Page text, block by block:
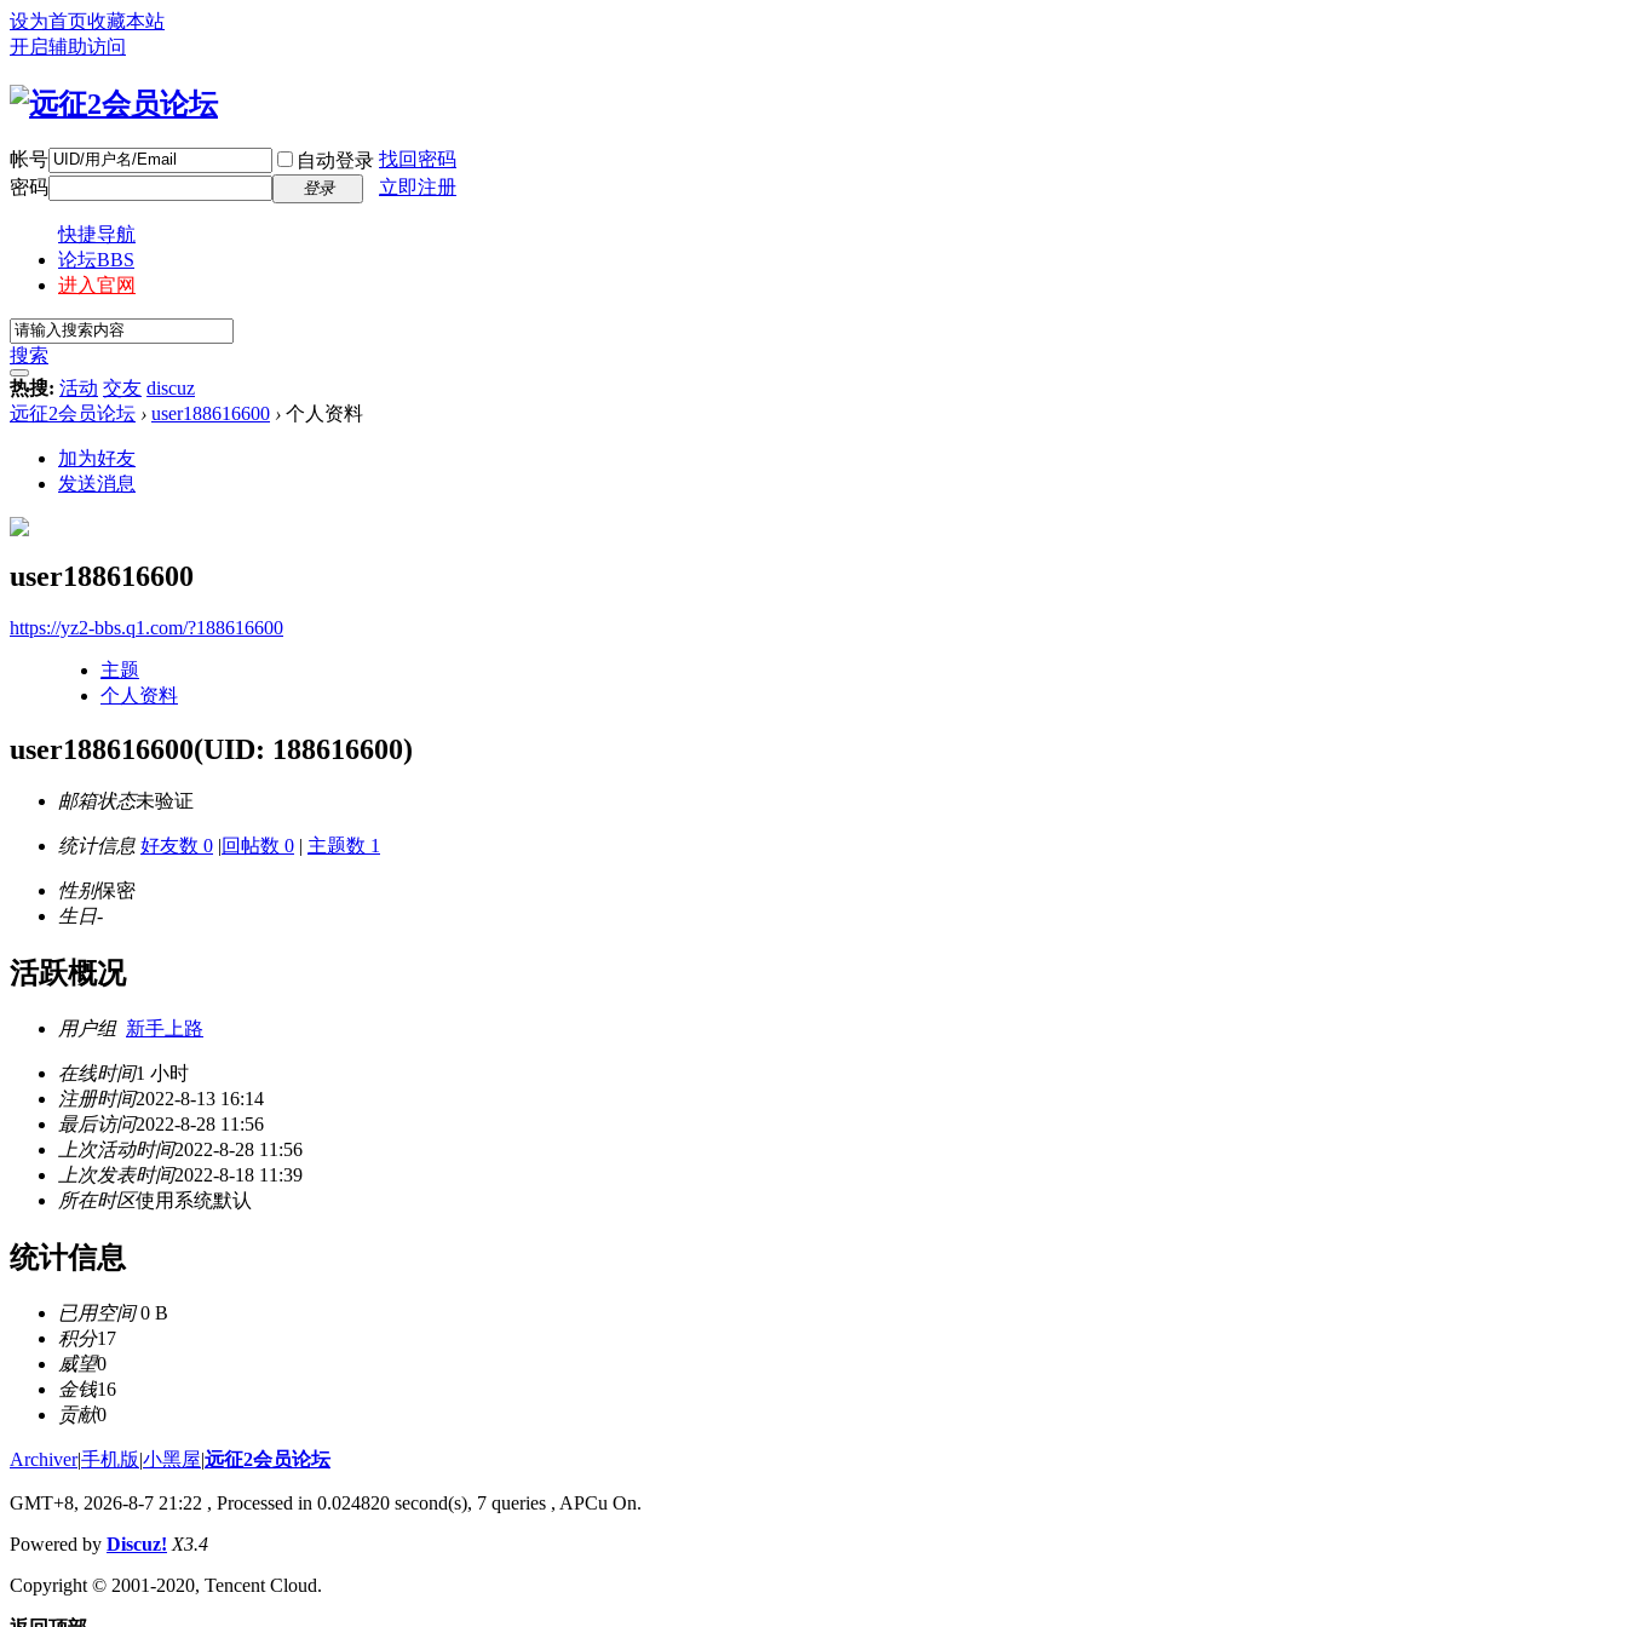
设为首页收藏本站
开启辅助访问
帐号 自动登录 找回密码
密码
登录 立即注册
快捷导航
论坛BBS
进入官网
搜索
热搜: 活动 交友 discuz
远征2会员论坛 › user188616600 › 个人资料
加为好友
发送消息
user188616600
https://yz2-bbs.q1.com/?188616600
主题
个人资料
user188616600(UID: 188616600)
邮箱状态未验证
统计信息 好友数 0 |回帖数 0 | 主题数 1
性别保密
生日-
活跃概况
用户组 新手上路
在线时间1 小时
注册时间2022-8-13 16:14
最后访问2022-8-28 11:56
上次活动时间2022-8-28 11:56
上次发表时间2022-8-18 11:39
所在时区使用系统默认
统计信息
已用空间0 B
积分17
威望0
金钱16
贡献0
Archiver|手机版|小黑屋|远征2会员论坛
GMT+8, 2026-8-7 21:22 , Processed in 0.024820 second(s), 7 queries , APCu On.
Powered by Discuz! X3.4
Copyright © 2001-2020, Tencent Cloud.